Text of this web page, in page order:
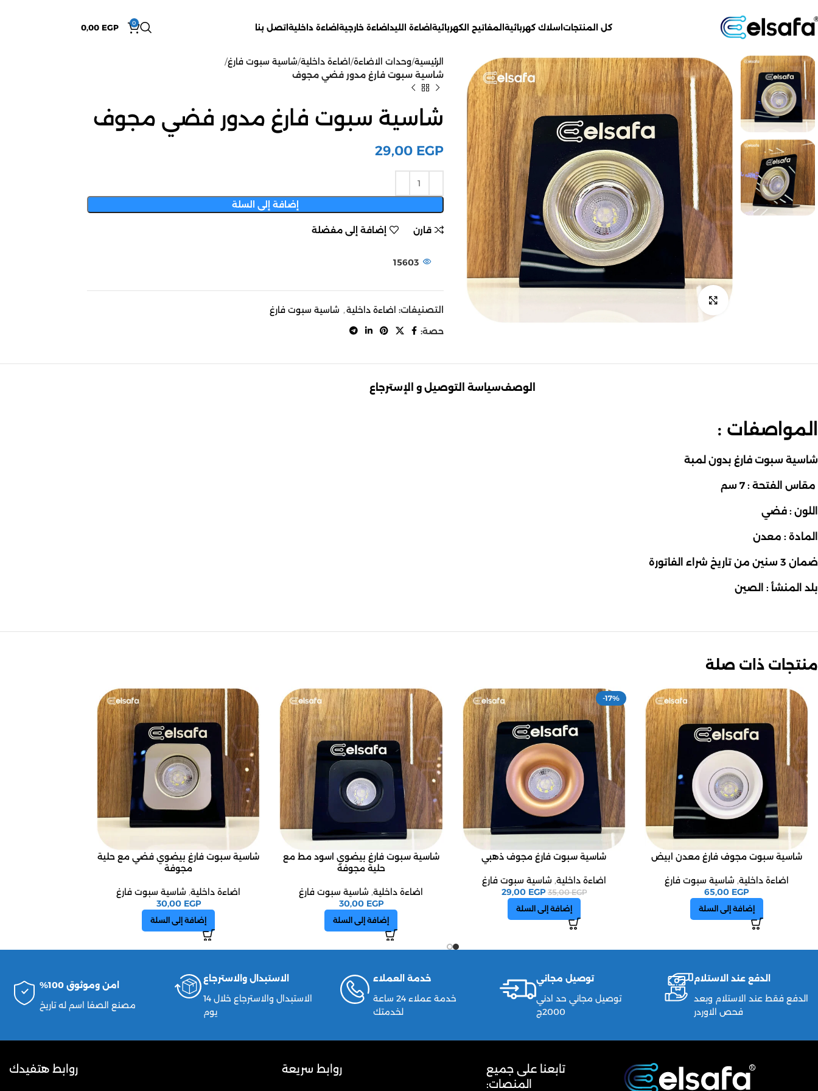
كل المنتجاتاسلاك كهربائيةالمفاتيح الكهربائيةاضاءة الليداضاءة خارجيةاضاءة داخليةاتصل بنا 0
0,00 EGP
الرئيسية وحدات الاضاءة اضاءة داخلية شاسية سبوت فارغ
شاسية سبوت فارغ مدور فضي مجوف
شاسية سبوت فارغ مدور فضي مجوف
29,00 EGP
إضافة إلى السلة
قارن إضافة إلى مفضلة
15603
التصنيفات: اضاءة داخلية, شاسية سبوت فارغ
حصة:
الوصفسياسة التوصيل و الإسترجاع
المواصفات :
شاسية سبوت فارغ بدون لمبة
مقاس الفتحة : 7 سم
اللون : فضي
المادة : معدن
ضمان 3 سنين من تاريخ شراء الفاتورة
بلد المنشأ : الصين
منتجات ذات صلة
شاسية سبوت مجوف فارغ معدن ابيض
اضاءة داخلية, شاسية سبوت فارغ
65,00 EGP
إضافة إلى السلة
-17%
شاسية سبوت فارغ مجوف ذهبي
اضاءة داخلية, شاسية سبوت فارغ
35,00EGP
29,00 EGP
إضافة إلى السلة
شاسية سبوت فارغ بيضوي اسود مط مع
حلية مجوفة
اضاءة داخلية, شاسية سبوت فارغ
30,00 EGP
إضافة إلى السلة
شاسية سبوت فارغ بيضوي فضي مع حلية
مجوفة
اضاءة داخلية, شاسية سبوت فارغ
30,00 EGP
إضافة إلى السلة
الدفع عند الاستلام
الدفع فقط عند الاستلام وبعد
فحص الاوردر
توصيل مجاني
توصيل مجاني حد ادني
2000ج
خدمة العملاء
خدمة عملاء 24 ساعة
لخدمتك
الاستبدال والاسترجاع
الاستبدال والاسترجاع خلال 14
يوم
امن وموثوق 100%
مصنع الصفا اسم له تاريخ
تابعنا على جميع
المنصات:
روابط سريعة روابط هتفيدك